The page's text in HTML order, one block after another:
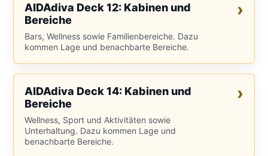
AIDAdiva Deck 12: Kabinen und
Bereiche
Bars, Wellness sowie Familienbereiche. Dazu
kommen Lage und benachbarte Bereiche.
AIDAdiva Deck 14: Kabinen und
Bereiche
Wellness, Sport und Aktivitäten sowie
Unterhaltung. Dazu kommen Lage und
benachbarte Bereiche.